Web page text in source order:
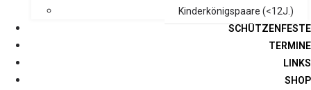
Kinderkönigspaare (<12J.)
SCHÜTZENFESTE
TERMINE
LINKS
SHOP